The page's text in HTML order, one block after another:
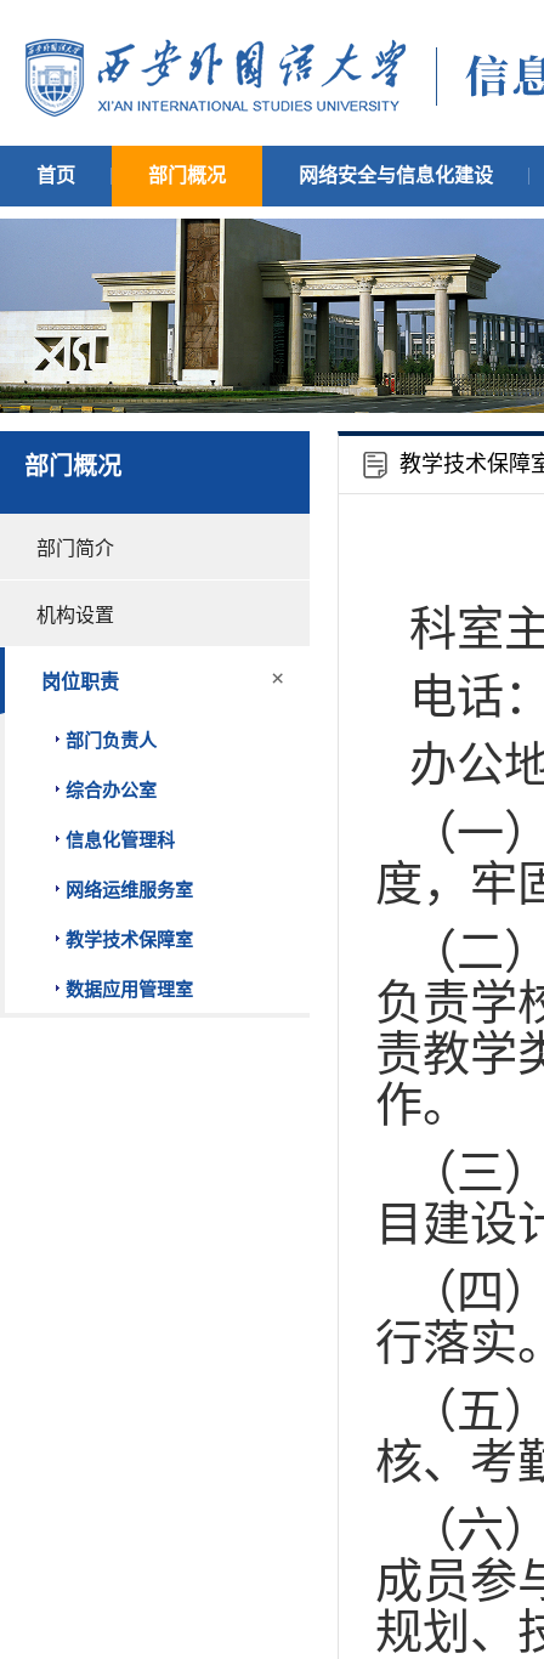
首页 部门概况 网络安全与信息化建设
部门概况
部门简介
机构设置
岗位职责 ×
部门负责人
综合办公室
信息化管理科
网络运维服务室
教学技术保障室
数据应用管理室
教学技术保障
科室
电话
办公
（一
度，牢
（二
负责学
责教学
作。
（三
目建设
（四
行落实
（五
核、考
（六
成员参
规划、